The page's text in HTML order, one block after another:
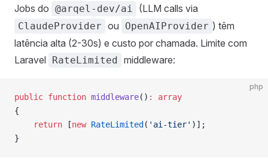
Jobs do @arqel-dev/ai (LLM calls via
ClaudeProvider ou OpenAIProvider ) têm
latência alta (2-30s) e custo por chamada. Limite com
Laravel RateLimited middleware:
php
public function middleware() :
array
{
    return
[new RateLimited ( 'ai-tier' )];
}